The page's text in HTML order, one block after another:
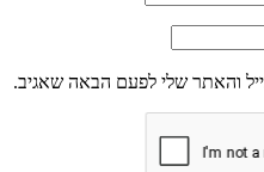
והאתר שלי לפעם הבאה שאגיב.